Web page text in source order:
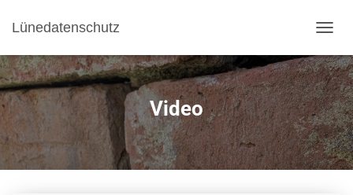
Lünedatenschutz
Video